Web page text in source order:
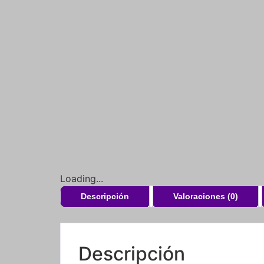
Loading...
Descripción Valoraciones (0)
Descripción